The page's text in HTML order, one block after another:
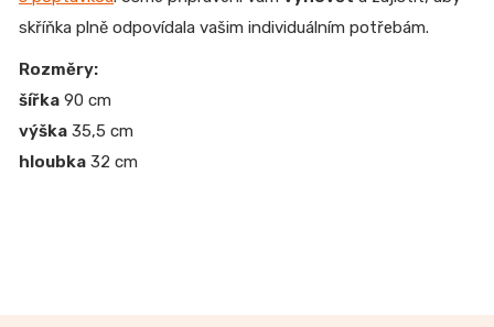
skříňka plně odpovídala vašim individuálním potřebám.
Rozměry:
šířka 90 cm
výška 35,5 cm
hloubka 32 cm